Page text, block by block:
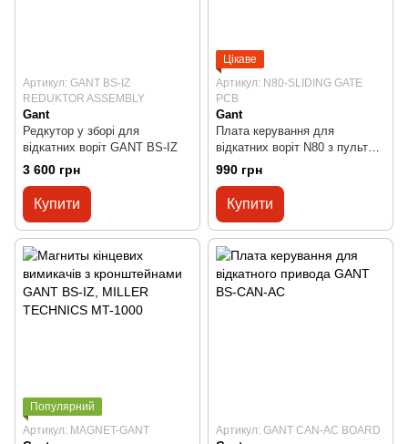
Артикул: GANT BS-IZ
REDUKTOR ASSEMBLY
Gant
Редкутор у зборі для
відкатних воріт GANT BS-IZ
3 600 грн
Купити
Цікаве
Артикул: N80-SLIDING GATE
PCB
Gant
Плата керування для
відкатних воріт N80 з пультом
для STEELON, X-BOOST,
YOUGATE. JOYTECH
990 грн
Купити
Популярний
Артикул: MAGNET-GANT
Артикул: GANT CAN-AC BOARD